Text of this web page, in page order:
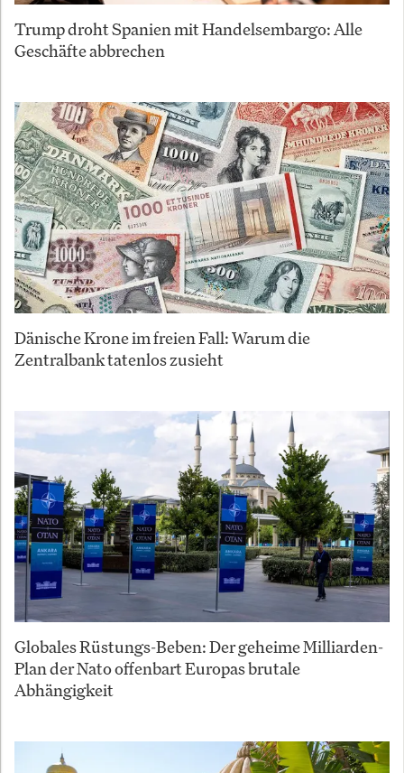
Trump droht Spanien mit Handelsembargo: Alle
Geschäfte abbrechen
Dänische Krone im freien Fall: Warum die
Zentralbank tatenlos zusieht
Globales Rüstungs-Beben: Der geheime Milliarden-
Plan der Nato offenbart Europas brutale
Abhängigkeit